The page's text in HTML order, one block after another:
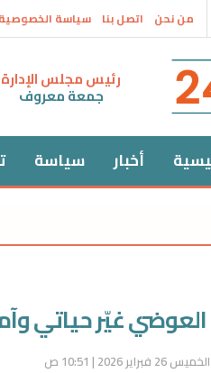
من نحن اتصل بنا سياسة الخصوصية
رئيس مجلس الإدارة
جمعة معروف
أخبار سياسة
العوضي غيّر حياتي
الخميس 26 فبراير 2026 | 10:51 ص